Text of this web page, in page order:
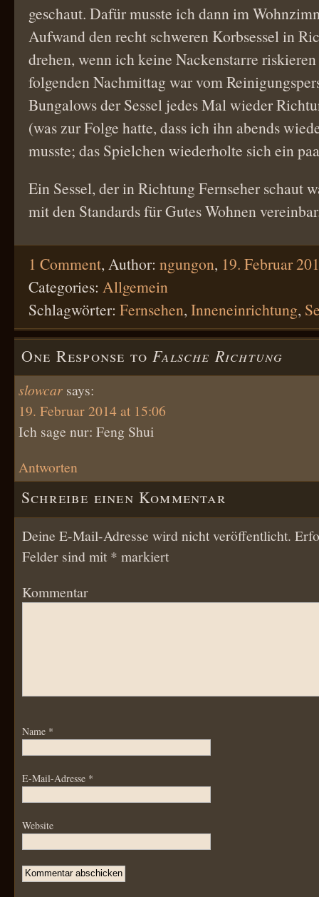
geschaut. Dafür musste ich dann im
Aufwand den recht schweren Korbsessel in
drehen, wenn ich keine Nackenstarre
folgenden Nachmittag war vom
Bungalows der Sessel jedes Mal wieder
(was zur Folge hatte, dass ich ihn abends
musste; das Spielchen wiederholte sich ein
Ein Sessel, der in Richtung Fernseher schaut
mit den Standards für Gutes Wohnen
1 Comment, Author: ngungon, 19. Februar
Categories: Allgemein
Schlagwörter: Fernsehen, Inneneinrichtung,
One Response toFalsche Richtung
slowcar says:
19. Februar 2014 at 15:06
Ich sage nur: Feng Shui
Antworten
Schreibe einen Kommentar
Deine E-Mail-Adresse wird nicht veröffentlicht.
Felder sind mit* markiert
Kommentar
Name *
E-Mail-Adresse *
Website